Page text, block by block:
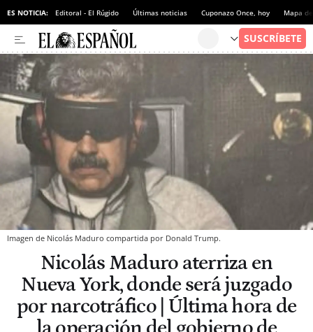
ES NOTICIA: Editoral - El Rúgido Últimas noticias Cuponazo Once, hoy Mapa
Imagen de Nicolás Maduro compartida por Donald Trump.
Nicolás Maduro aterriza en
Nueva York, donde será juzgado
por narcotráfico | Última hora de